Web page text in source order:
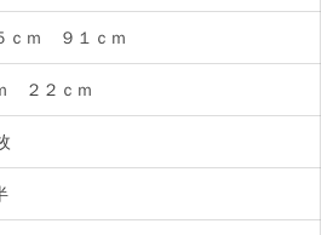
ｃｍ ９１ｃｍ
２２ｃｍ